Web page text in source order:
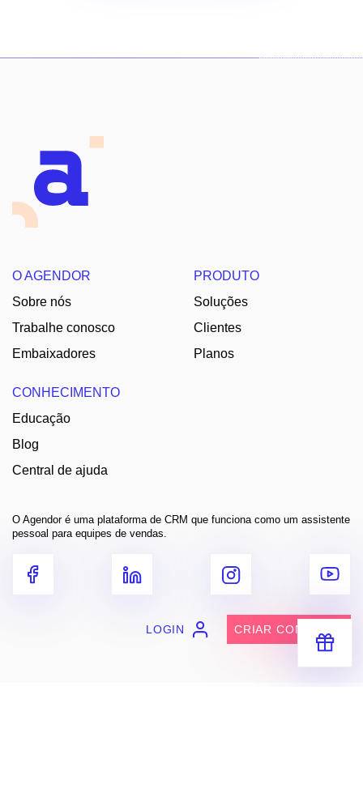
O AGENDOR
Sobre nós
Trabalhe conosco
Embaixadores
PRODUTO
Soluções
Clientes
Planos
CONHECIMENTO
Educação
Blog
Central de ajuda
O Agendor é uma plataforma de CRM que funciona como um assistente
pessoal para equipes de vendas.
LOGIN CRIAR CONTA